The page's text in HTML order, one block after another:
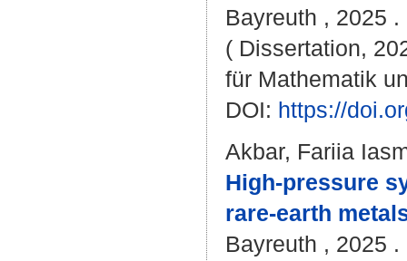
Bayreuth , 2025
( Dissertation,
für Mathematik
DOI: https://
Akbar, Fariia
High-pressure
rare-earth
Bayreuth , 2025 .